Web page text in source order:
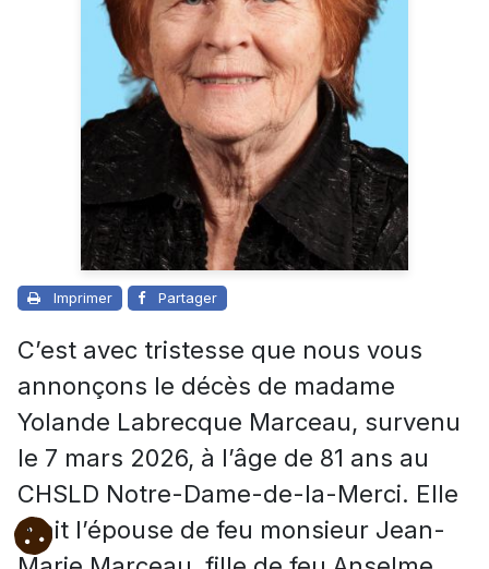
Imprimer Partager
C’est avec tristesse que nous vous
annonçons le décès de madame
Yolande Labrecque Marceau, survenu
le 7 mars 2026, à l’âge de 81 ans au
CHSLD Notre-Dame-de-la-Merci. Elle
était l’épouse de feu monsieur Jean-